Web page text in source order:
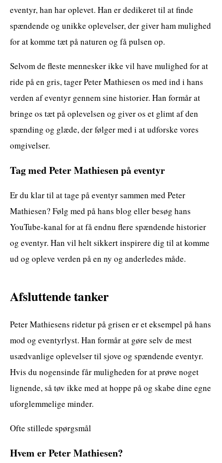
eventyr, han har oplevet. Han er dedikeret til at finde
spændende og unikke oplevelser, der giver ham mulighed
for at komme tæt på naturen og få pulsen op.
Selvom de fleste mennesker ikke vil have mulighed for at
ride på en gris, tager Peter Mathiesen os med ind i hans
verden af eventyr gennem sine historier. Han formår at
bringe os tæt på oplevelsen og giver os et glimt af den
spænding og glæde, der følger med i at udforske vores
omgivelser.
Tag med Peter Mathiesen på eventyr
Er du klar til at tage på eventyr sammen med Peter
Mathiesen? Følg med på hans blog eller besøg hans
YouTube-kanal for at få endnu flere spændende historier
og eventyr. Han vil helt sikkert inspirere dig til at komme
ud og opleve verden på en ny og anderledes måde.
Afsluttende tanker
Peter Mathiesens ridetur på grisen er et eksempel på hans
mod og eventyrlyst. Han formår at gøre selv de mest
usædvanlige oplevelser til sjove og spændende eventyr.
Hvis du nogensinde får muligheden for at prøve noget
lignende, så tøv ikke med at hoppe på og skabe dine egne
uforglemmelige minder.
Ofte stillede spørgsmål
Hvem er Peter Mathiesen?